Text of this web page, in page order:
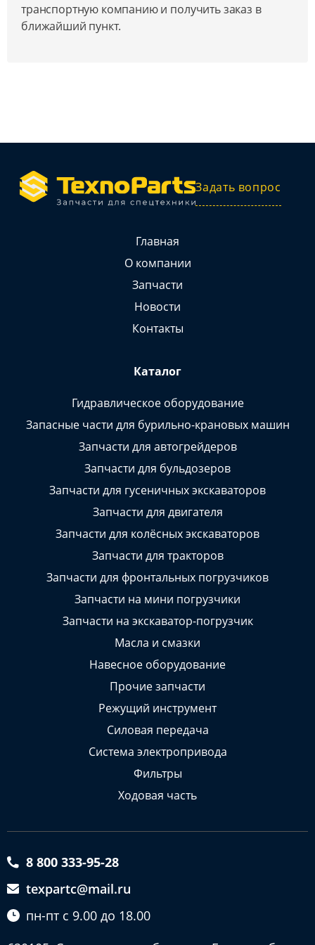
транспортную компанию и получить заказ в
ближайший пункт.
Задать вопрос
Главная
О компании
Запчасти
Новости
Контакты
Каталог
Гидравлическое оборудование
Запасные части для бурильно-крановых машин
Запчасти для автогрейдеров
Запчасти для бульдозеров
Запчасти для гусеничных экскаваторов
Запчасти для двигателя
Запчасти для колёсных экскаваторов
Запчасти для тракторов
Запчасти для фронтальных погрузчиков
Запчасти на мини погрузчики
Запчасти на экскаватор-погрузчик
Масла и смазки
Навесное оборудование
Прочие запчасти
Режущий инструмент
Силовая передача
Система электропривода
Фильтры
Ходовая часть
8 800 333-95-28
texpartc@mail.ru
пн-пт с 9.00 до 18.00